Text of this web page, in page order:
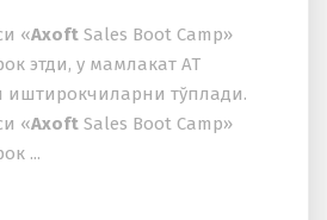
«Axoft Sales Boot Camp»
этди, у мамлакат АТ
иштирокчиларни тўплади.
«Axoft Sales Boot Camp»
...